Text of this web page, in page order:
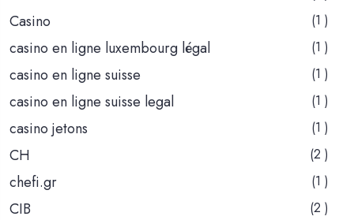
Casino (1 )
casino en ligne luxembourg légal (1 )
casino en ligne suisse (1 )
casino en ligne suisse legal (1 )
casino jetons (1 )
CH (2 )
chefi.gr (1 )
CIB (2 )